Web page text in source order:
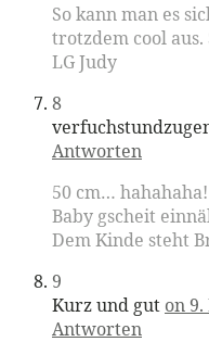
So kann man es
trotzdem cool
LG Judy
8
Antworten
50 cm…
Baby gscheit
Dem Kinde steht
9
Kurz und gut on
Antworten